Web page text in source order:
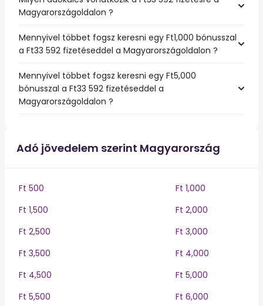
Magyarországoldalon ?
Mennyivel többet fogsz keresni egy Ft1,000 bónusszal
a Ft33 592 fizetéseddel a Magyarországoldalon ?
Mennyivel többet fogsz keresni egy Ft5,000
bónusszal a Ft33 592 fizetéseddel a
Magyarországoldalon ?
Adó jövedelem szerint Magyarország
Ft 500
Ft 1,000
Ft 1,500
Ft 2,000
Ft 2,500
Ft 3,000
Ft 3,500
Ft 4,000
Ft 4,500
Ft 5,000
Ft 5,500
Ft 6,000